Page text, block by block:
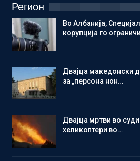
Регион
Во Албанија,
корупција го
Двајца македонски
за „персона нон…
Двајца мртви во
хеликоптери во…